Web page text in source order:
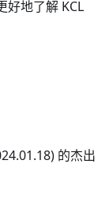
好地了解 KCL
的杰出